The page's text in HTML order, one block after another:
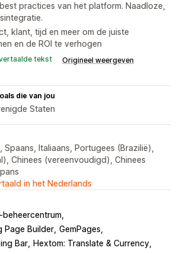
practices van het platform. Naadloze,
klant, tijd en meer om de juiste
en de ROI te verhogen
tekst Origineel weergeven
die van jou
Staten
Spaans, Italiaans, Portugees (Brazilië),
Chinees (vereenvoudigd), Chinees
in het Nederlands
Page Builder GemPages
Bar
Hextom: Translate & Currency